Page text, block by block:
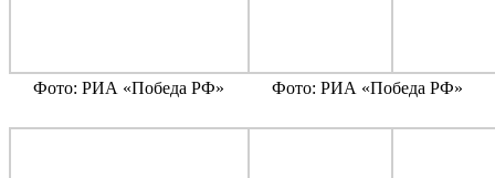
Фото: РИА «Победа РФ» Фото: РИА «Победа РФ»